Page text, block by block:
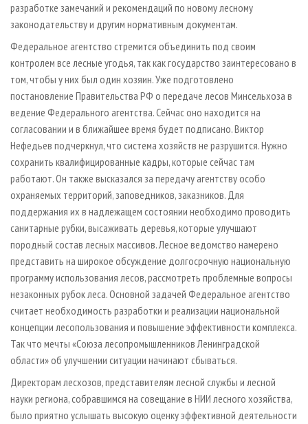
разработке замечаний и рекомендаций по новому лесному
законодательству и другим нормативным документам.
Федеральное агентство стремится объединить под своим
контролем все лесные угодья, так как государство заинтересовано в
том, чтобы у них был один хозяин. Уже подготовлено
постановление Правительства РФ о передаче лесов Минсельхоза в
ведение Федерального агентства. Сейчас оно находится на
согласовании и в ближайшее время будет подписано. Виктор
Нефедьев подчеркнул, что система хозяйств не разрушится. Нужно
сохранить квалифицированные кадры, которые сейчас там
работают. Он также высказался за передачу агентству особо
охраняемых территорий, заповедников, заказников. Для
поддержания их в надлежащем состоянии необходимо проводить
санитарные рубки, высаживать деревья, которые улучшают
породный состав лесных массивов. Лесное ведомство намерено
представить на широкое обсуждение долгосрочную национальную
программу использования лесов, рассмотреть проблемные вопросы
незаконных рубок леса. Основной задачей Федеральное агентство
считает необходимость разработки и реализации национальной
концепции лесопользования и повышение эффективности комплекса.
Так что мечты «Союза лесопромышленников Ленинградской
области» об улучшении ситуации начинают сбываться.
Директорам лесхозов, представителям лесной службы и лесной
науки региона, собравшимся на совещание в НИИ лесного хозяйства,
было приятно услышать высокую оценку эффективной деятельности